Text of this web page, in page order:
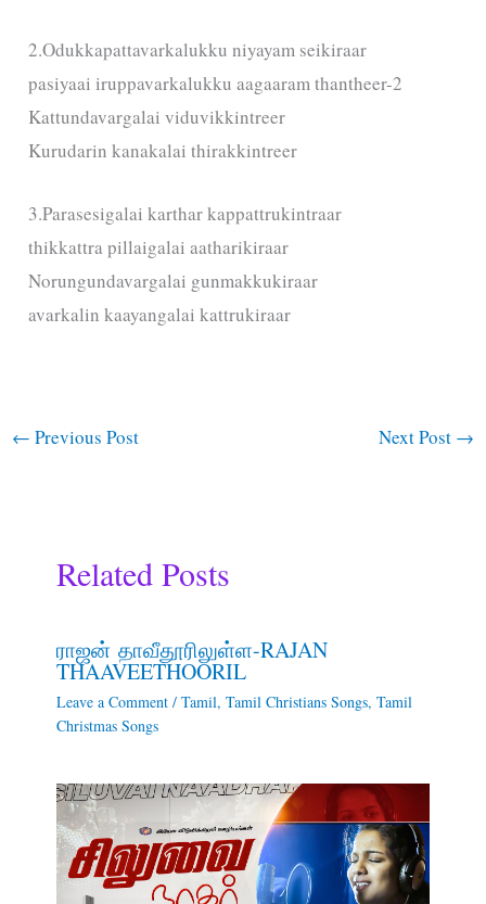
2.Odukkapattavarkalukku niyayam seikiraar
pasiyaai iruppavarkalukku aagaaram thantheer-2
Kattundavargalai viduvikkintreer
Kurudarin kanakalai thirakkintreer
3.Parasesigalai karthar kappattrukintraar
thikkattra pillaigalai aatharikiraar
Norungundavargalai gunmakkukiraar
avarkalin kaayangalai kattrukiraar
← Previous Post Next Post →
Related Posts
ராஜன் தாவீதூரிலுள்ள-RAJAN
THAAVEETHOORIL
Leave a Comment / Tamil, Tamil Christians Songs, Tamil
Christmas Songs